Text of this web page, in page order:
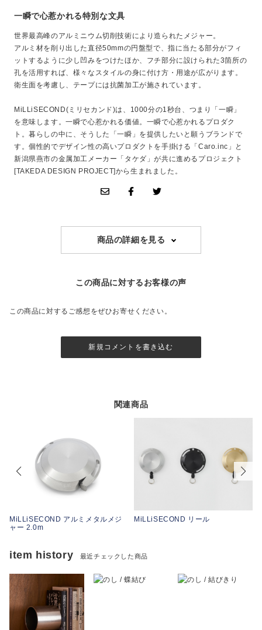
一瞬で心惹かれる特別な文具
世界最高峰のアルミニウム切削技術により造られたメジャー。
アルミ材を削り出した直径50mmの円盤型で、指に当たる部分がフィ
ットするように少し凹みをつけたほか、フチ部分に設けられた3箇所の
孔を活用すれば、様々なスタイルの身に付け方・用途が広がります。
衛生面を考慮し、テープには抗菌加工が施されています。
MiLLiSECOND(ミリセカンド)は、1000分の1秒台、つまり「一瞬」
を意味します。一瞬で心惹かれる価値。一瞬で心惹かれるプロダク
ト。暮らしの中に、そうした「一瞬」を提供したいと願うブランドで
す。個性的でデザイン性の高いプロダクトを手掛ける「Caro.inc」と
新潟県燕市の金属加工メーカー「タケダ」が共に進めるプロジェクト
[TAKEDA DESIGN PROJECT]から生まれました。
商品の詳細を見る
この商品に対するお客様の声
この商品に対するご感想をぜひお寄せください。
新規コメントを書き込む
関連商品
MiLLiSECOND アルミメタルメジ
ャー 2.0m
MiLLiSECOND リール
item history 最近チェックした商品